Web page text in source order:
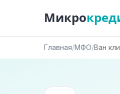
Микро
Главная/МФО/Ван